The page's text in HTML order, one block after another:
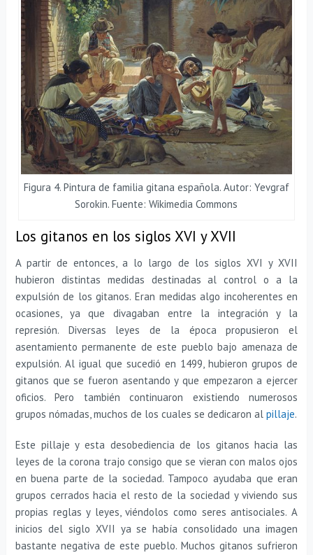
Figura 4. Pintura de familia gitana española. Autor: Yevgraf
Sorokin. Fuente: Wikimedia Commons
Los gitanos en los siglos XVI y XVII
A partir de entonces, a lo largo de los siglos XVI y XVII
hubieron distintas medidas destinadas al control o a la
expulsión de los gitanos. Eran medidas algo incoherentes en
ocasiones, ya que divagaban entre la integración y la
represión. Diversas leyes de la época propusieron el
asentamiento permanente de este pueblo bajo amenaza de
expulsión. Al igual que sucedió en 1499, hubieron grupos de
gitanos que se fueron asentando y que empezaron a ejercer
oficios. Pero también continuaron existiendo numerosos
grupos nómadas, muchos de los cuales se dedicaron al pillaje.
Este pillaje y esta desobediencia de los gitanos hacia las
leyes de la corona trajo consigo que se vieran con malos ojos
en buena parte de la sociedad. Tampoco ayudaba que eran
grupos cerrados hacia el resto de la sociedad y viviendo sus
propias reglas y leyes, viéndolos como seres antisociales. A
inicios del siglo XVII ya se había consolidado una imagen
bastante negativa de este pueblo. Muchos gitanos sufrieron